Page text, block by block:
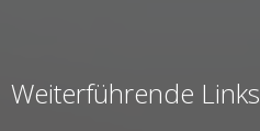
Weiterführende Links